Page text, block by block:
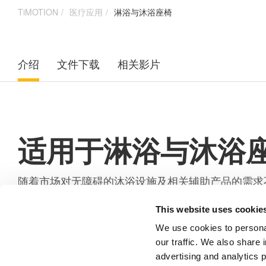
This website uses
We use cookies to
our traffic. We also share
advertising and analytics
TiMOTION 医疗应用 淋浴与沐浴座椅
介绍 文件下载 相关影片
适用于淋浴与沐浴
随着市场对无障碍的沐浴设施及相关辅助产品的需
轻松操作。与传统的手动沐浴座椅相比，我们拥有